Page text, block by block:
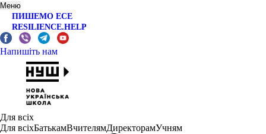
Меню
ПИШЕМО ЕСЕ
RESILIENCE.HELP
Напишіть нам
Для всіх
Для всіхБатькамВчителямДиректорамУчням